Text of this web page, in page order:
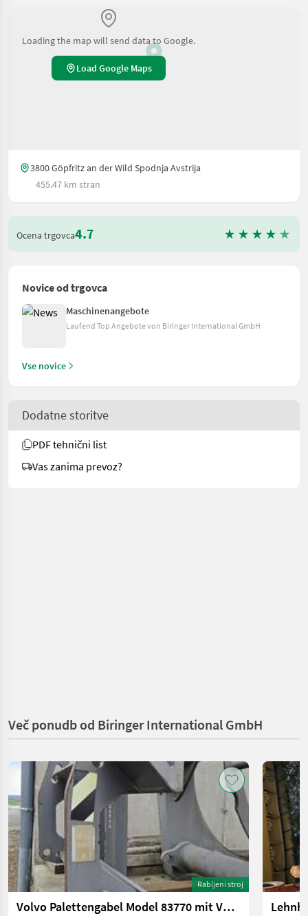
Loading the map will send data to Google.
Load Google Maps
3800 Göpfritz an der Wild Spodnja Avstrija
455.47 km stran
Ocena trgovca4.7
Novice od trgovca
Maschinenangebote
Laufend Top Angebote von Biringer International GmbH
Vse novice
Dodatne storitve
PDF tehnični list
Vas zanima prevoz?
Več ponudb od Biringer International GmbH
Rabljeni stroj
Volvo Palettengabel Model 83770 mit Volvo BM Aufnahme